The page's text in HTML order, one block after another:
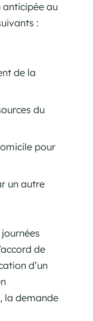
au
:
de la
du
pour
un autre
de
d’un
la demande